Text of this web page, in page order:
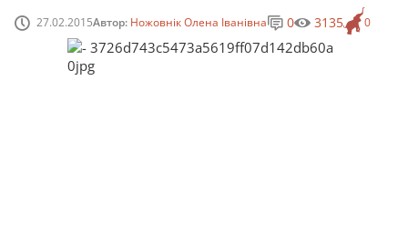
27.02.2015Автор: Ножовнік Олена Іванівна 0
0 3135